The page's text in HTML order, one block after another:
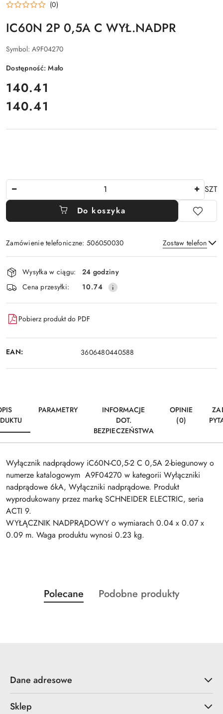
(0)
IC60N 2P 0,5A C WYŁ.NADPR
Symbol: A9F04270
Dostępność:Mało
cena:
140.41
Cena:
140.41
SZT
Do koszyka
Zamówienie telefoniczne: 506050030 Zostaw telefon
Wyślij
Dostępność
i
dostawa
Wysyłka w ciągu:
24 godziny
Cena przesyłki:
10.74
Pobierz produkt do PDF
EAN: 3606480440588
PARAMETRY
INFORMACJE
DOT.
BEZPIECZEŃSTWA
OPINIE
(0)
Wyłącznik nadprądowy iC60N-C0,5-2 C 0,5A 2-biegunowy o
numerze katalogowym A9F04270 w kategorii Wyłączniki
nadprądowe 6kA, Wyłączniki nadprądowe. Produkt
wyprodukowany przez markę SCHNEIDER ELECTRIC, seria
ACTI 9.
WYŁĄCZNIK NADPRĄDOWY o wymiarach 0.04 x 0.07 x
0.09 m. Waga produktu wynosi 0.23 kg.
Pomiń karuzelę produktów
Produkty
o
Polecane
Produkty
Podobne produkty
Dane adresowe
Sklep